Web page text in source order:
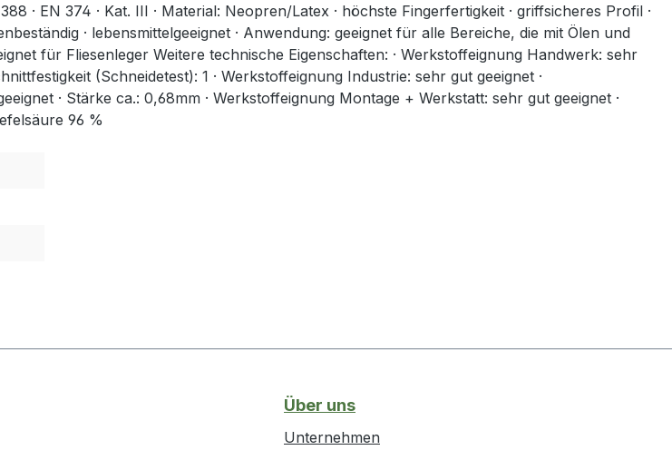
· EN 374 · Kat. III · Material: Neopren/Latex · höchste Fingerfertigkeit · griffsicheres Profil ·
· lebensmittelgeeignet · Anwendung: geeignet für alle Bereiche, die mit Ölen und
für Fliesenleger Weitere technische Eigenschaften: · Werkstoffeignung Handwerk: sehr
(Schneidetest): 1 · Werkstoffeignung Industrie: sehr gut geeignet ·
· Stärke ca.: 0,68mm · Werkstoffeignung Montage + Werkstatt: sehr gut geeignet ·
96 %
Über uns
Unternehmen